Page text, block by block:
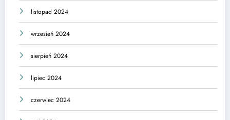
listopad 2024
wrzesień 2024
sierpień 2024
lipiec 2024
czerwiec 2024